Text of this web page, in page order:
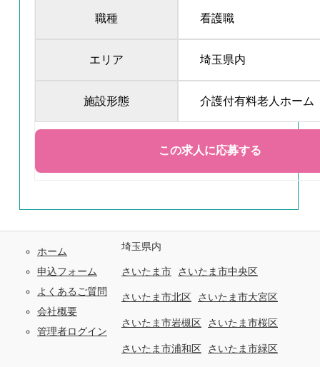
職種 看護職
エリア 埼玉県内
施設形態 介護付有料老人ホーム
ホーム
申込フォーム
よくあるご質問
会社概要
管理者ログイン
埼玉県内
さいたま市 さいたま市中央区
さいたま市北区 さいたま市大宮区
さいたま市岩槻区 さいたま市桜区
さいたま市浦和区 さいたま市緑区